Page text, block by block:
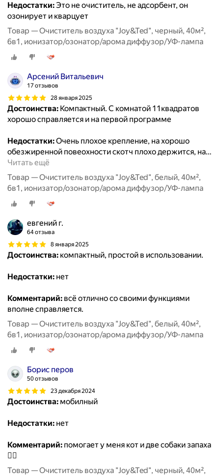
Недостатки:Это не очиститель, не адсорбент, он
озонирует и кварцует
Товар — Очиститель воздуха "Joy&Ted", черный, 40м²,
6в1, ионизатор/озонатор/арома диффузор/УФ-лампа
Арсений Витальевич
17 отзывов
28 января 2025
Достоинства: Компактный. С комнатой 11квадратов
хорошо справляется и на первой программе
Недостатки:Очень плохое крепление, на хорошо
обезжиренной повеохности скотч плохо держится, на…
Читать ещё
Товар — Очиститель воздуха "Joy&Ted", белый, 40м²,
6в1, ионизатор/озонатор/арома диффузор/УФ-лампа
евгений г.
64 отзыва
8 января 2025
Достоинства: компактный, простой в использовании.
Недостатки: нет
Комментарий: всё отлично со своими функциями
вполне справляется.
Товар — Очиститель воздуха "Joy&Ted", белый, 40м²,
6в1, ионизатор/озонатор/арома диффузор/УФ-лампа
Борис перов
50 отзывов
23 декабря 2024
Достоинства: мобилный
Недостатки: нет
Комментарий: помогает у меня кот и две собаки запаха
🙂‍↔️
Товар — Очиститель воздуха "Joy&Ted", черный, 40м²,